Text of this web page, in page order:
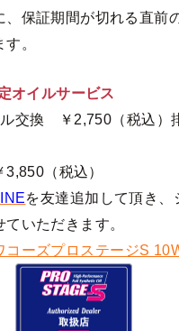
、保証期間が切れる直前
。
オイルサービス
ル交換 ￥2,750（税込）
（税込）
を友達追加して頂き、
いただきます。
コーズプロステージS